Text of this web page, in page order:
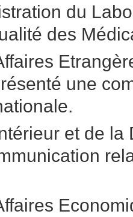
du
des
une
et de la